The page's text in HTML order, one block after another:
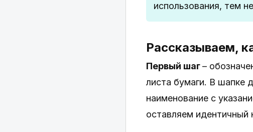
использования, тем
Рассказываем,
Первый шаг–
листа бумаги. В шапке
наименование с
оставляем идентичный